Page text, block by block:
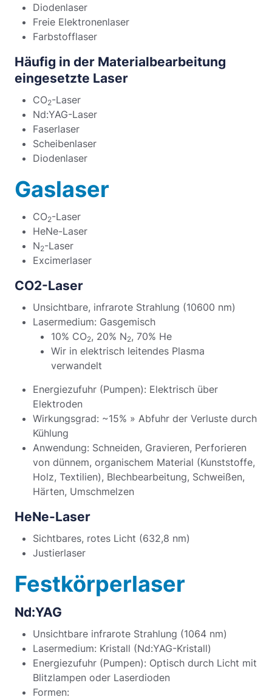
Diodenlaser
Freie Elektronenlaser
Farbstofflaser
Häufig in der Materialbearbeitung
eingesetzte Laser
CO2-Laser
Nd:YAG-Laser
Faserlaser
Scheibenlaser
Diodenlaser
Gaslaser
CO2-Laser
HeNe-Laser
N2-Laser
Excimerlaser
CO2-Laser
Unsichtbare, infrarote Strahlung (10600 nm)
Lasermedium: Gasgemisch
10% CO2, 20% N2, 70% He
Wir in elektrisch leitendes Plasma
verwandelt
Energiezufuhr (Pumpen): Elektrisch über
Elektroden
Wirkungsgrad: ~15% » Abfuhr der Verluste durch
Kühlung
Anwendung: Schneiden, Gravieren, Perforieren
von dünnem, organischem Material (Kunststoffe,
Holz, Textilien), Blechbearbeitung, Schweißen,
Härten, Umschmelzen
HeNe-Laser
Sichtbares, rotes Licht (632,8 nm)
Justierlaser
Festkörperlaser
Nd:YAG
Unsichtbare infrarote Strahlung (1064 nm)
Lasermedium: Kristall (Nd:YAG-Kristall)
Energiezufuhr (Pumpen): Optisch durch Licht mit
Blitzlampen oder Laserdioden
Formen: